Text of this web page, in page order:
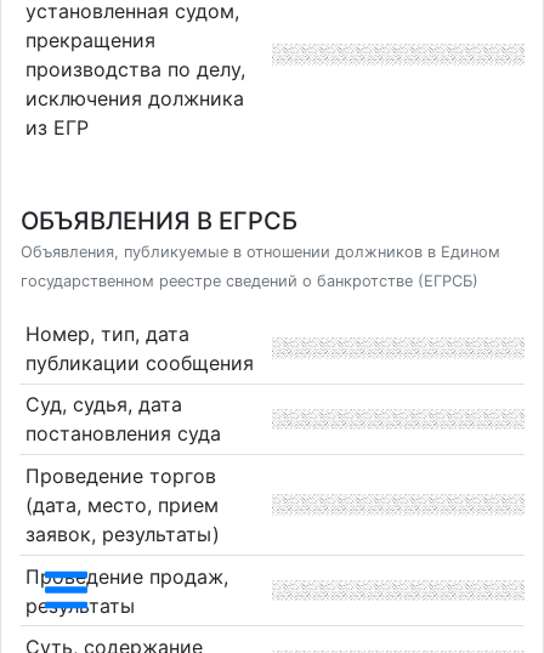
установленная судом,
прекращения
производства по делу,
исключения должника
из ЕГР
ОБЪЯВЛЕНИЯ В ЕГРСБ
Объявления, публикуемые в отношении должников в Едином
государственном реестре сведений о банкротстве (ЕГРСБ)
Номер, тип, дата
публикации сообщения
Суд, судья, дата
постановления суда
Проведение торгов
(дата, место, прием
заявок, результаты)
Проведение продаж,
результаты
Суть, содержание